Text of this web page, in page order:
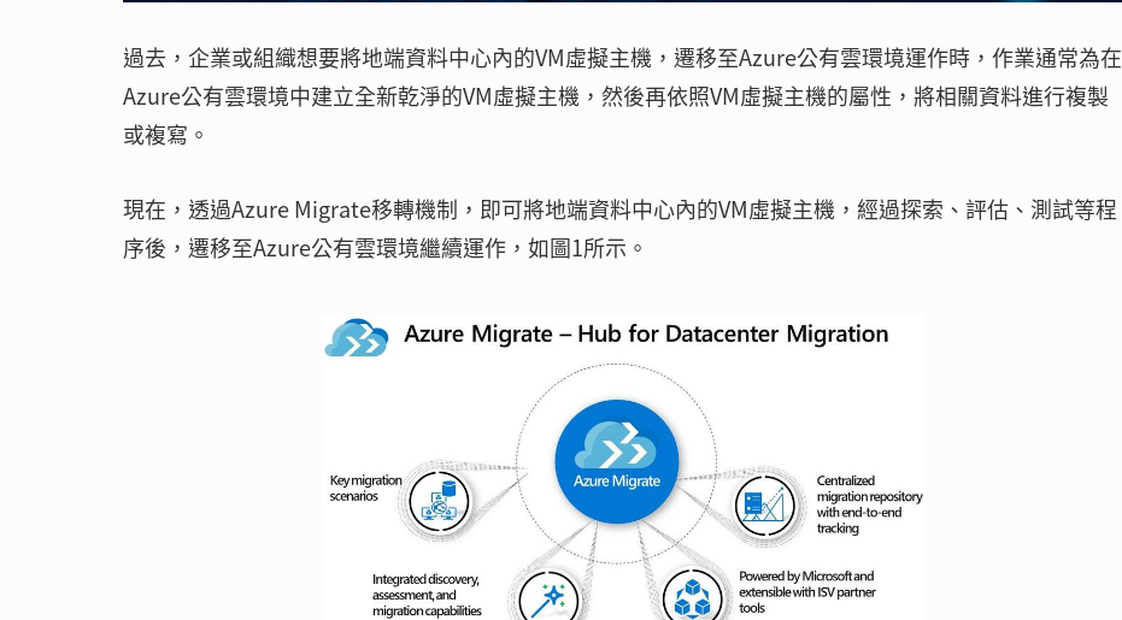
過去，企業或組織想要將地端資料中心內的VM虛擬主機，遷移至Azure公有雲環境運作時，作業通常為在
Azure公有雲環境中建立全新乾淨的VM虛擬主機，然後再依照VM虛擬主機的屬性，將相關資料進行複製
或複寫。
現在，透過Azure Migrate移轉機制，即可將地端資料中心內的VM虛擬主機，經過探索、評估、測試等程
序後，遷移至Azure公有雲環境繼續運作，如圖1所示。